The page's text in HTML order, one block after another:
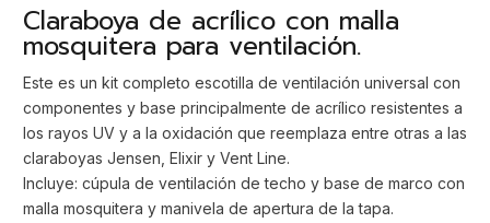
Claraboya de acrílico con malla
mosquitera para ventilación.
Este es un kit completo escotilla de ventilación universal con
componentes y base principalmente de acrílico resistentes a
los rayos UV y a la oxidación que reemplaza entre otras a las
claraboyas Jensen, Elixir y Vent Line.
Incluye: cúpula de ventilación de techo y base de marco con
malla mosquitera y manivela de apertura de la tapa.